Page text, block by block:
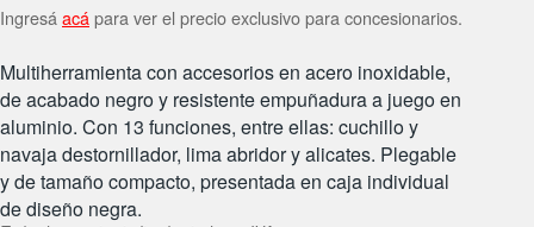
Ingresá acápara ver el precio exclusivo para concesionarios.
Multiherramienta con accesorios en acero inoxidable,
de acabado negro y resistente empuñadura a juego en
aluminio. Con 13 funciones, entre ellas: cuchillo y
navaja destornillador, lima abridor y alicates. Plegable
y de tamaño compacto, presentada en caja individual
de diseño negra.